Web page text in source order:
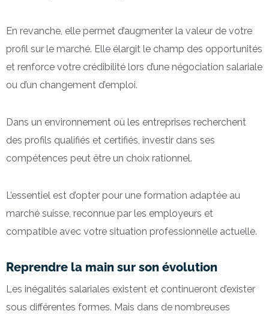
En revanche, elle permet d’augmenter la valeur de votre
profil sur le marché. Elle élargit le champ des opportunités
et renforce votre crédibilité lors d’une négociation salariale
ou d’un changement d’emploi.
Dans un environnement où les entreprises recherchent
des profils qualifiés et certifiés, investir dans ses
compétences peut être un choix rationnel.
L’essentiel est d’opter pour une formation adaptée au
marché suisse, reconnue par les employeurs et
compatible avec votre situation professionnelle actuelle.
Reprendre la main sur son évolution
Les inégalités salariales existent et continueront d’exister
sous différentes formes. Mais dans de nombreuses